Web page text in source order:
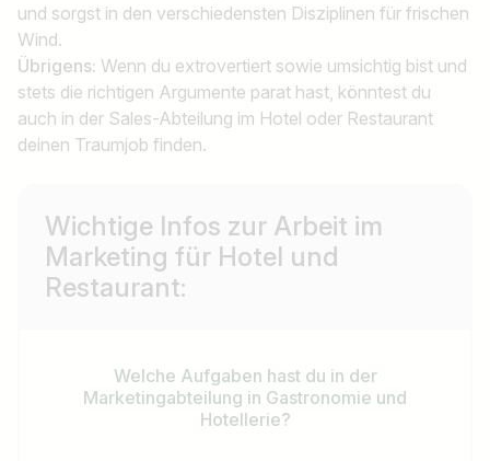
und sorgst in den verschiedensten Disziplinen für frischen
Wind.
Übrigens: Wenn du extrovertiert sowie umsichtig bist und
stets die richtigen Argumente parat hast, könntest du
auch in der Sales-Abteilung im Hotel oder Restaurant
deinen Traumjob finden.
Wichtige Infos zur Arbeit im
Marketing für Hotel und
Restaurant:
Welche Aufgaben hast du in der
Marketingabteilung in Gastronomie und
Hotellerie?